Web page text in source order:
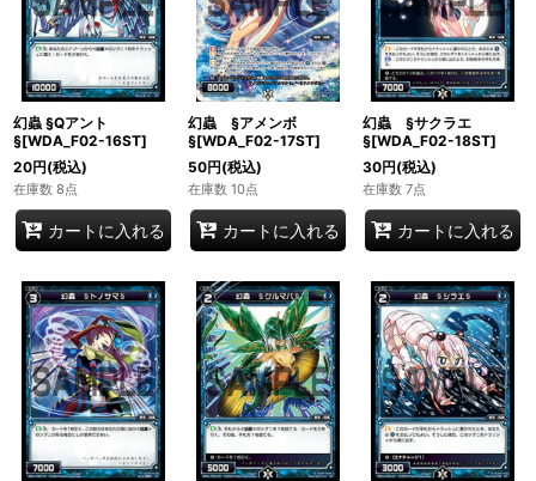
幻蟲 §Qアント
§[WDA_F02-16ST]
20円(税込)
在庫数 8点
カートに入れる
幻蟲 §アメンボ
§[WDA_F02-17ST]
50円(税込)
在庫数 10点
カートに入れる
幻蟲 §サクラエ
§[WDA_F02-18ST]
30円(税込)
在庫数 7点
カートに入れる